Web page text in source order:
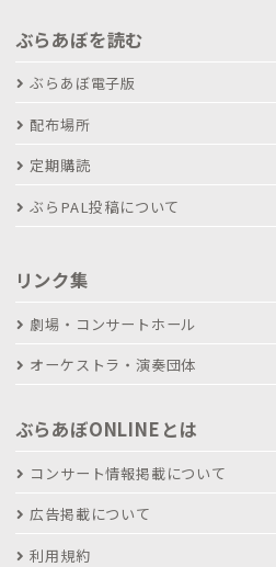
ぶらあぼを読む
ぶらあぼ電子版
配布場所
定期購読
ぶらPAL投稿について
リンク集
劇場・コンサートホール
オーケストラ・演奏団体
ぶらあぼONLINEとは
コンサート情報掲載について
広告掲載について
利用規約